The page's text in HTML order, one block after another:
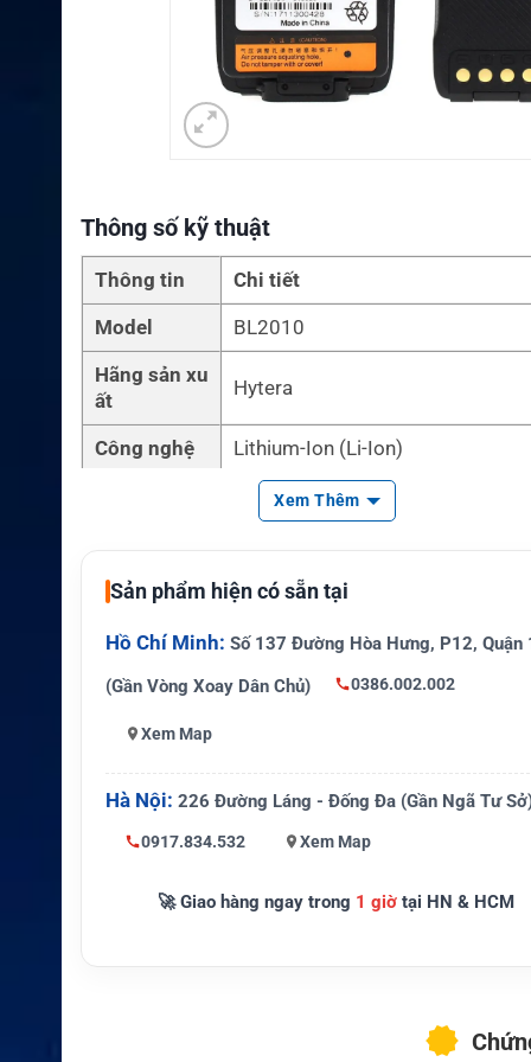
Thông số kỹ thuật
Thông tin
Chi tiết
Model
BL2010
Hãng sản xu
ất
Hytera
Công nghệ
Lithium-Ion (Li-Ion)
2000mAh
ổi bật
t năng lượng ổn định
Ứng dụng
Bán lẻ, dịch vụ, quản lý sự kiện,
Xem Thêm
Sản phẩm hiện có sẵn tại
Hồ Chí Minh: Số 137 Đường Hòa Hưng, P12, Quận
(Gần Vòng Xoay Dân Chủ)
0386.002.002
Xem Map
Hà Nội: 226 Đường Láng - Đống Đa (Gần Ngã Tư
0917.834.532 Xem Map
🚀 Giao hàng ngay trong 1 giờtại HN & HCM